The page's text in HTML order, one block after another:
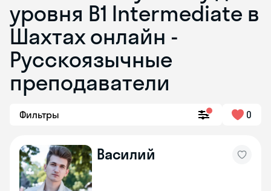
уровня B1 Intermediate в
Шахтах онлайн -
Русскоязычные
преподаватели
Фильтры 0
Василий
Skyeng Chat